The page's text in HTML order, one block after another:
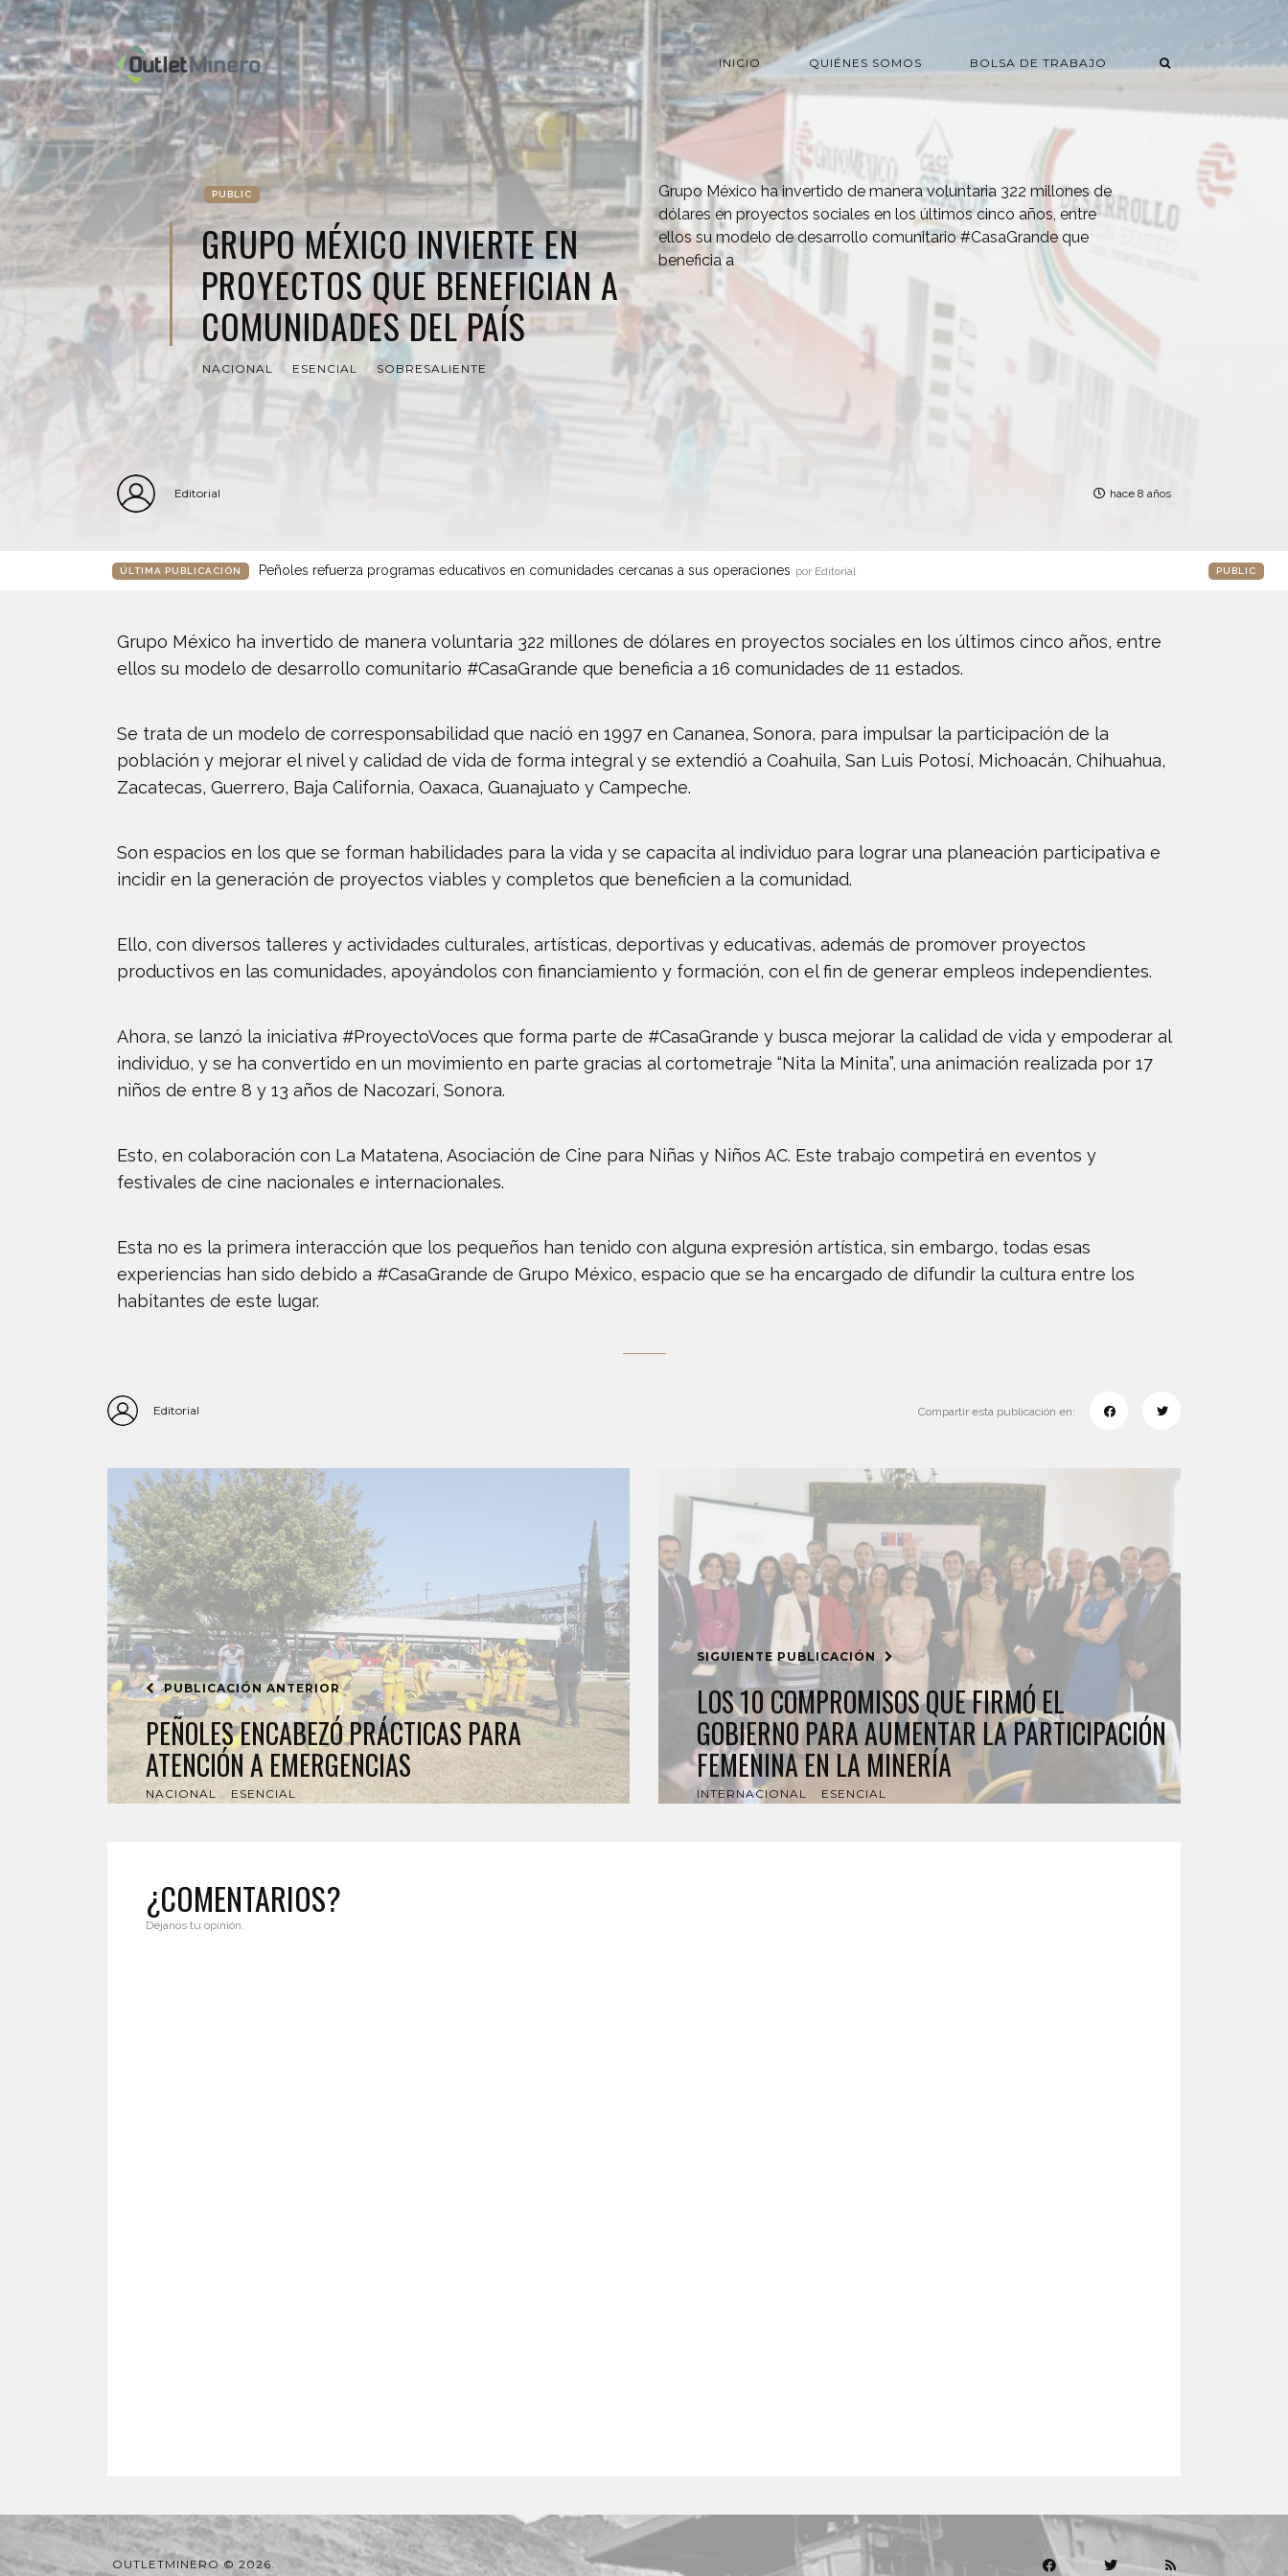
INICIO QUIÉNES SOMOS BOLSA DE TRABAJO
PUBLIC
GRUPO MÉXICO INVIERTE EN
PROYECTOS QUE BENEFICIAN A
COMUNIDADES DEL PAÍS
NACIONAL ESENCIAL SOBRESALIENTE
Grupo México ha invertido de manera voluntaria 322 millones de
dólares en proyectos sociales en los últimos cinco años, entre
ellos su modelo de desarrollo comunitario #CasaGrande que
beneficia a
Editorial hace 8 años
ÚLTIMA PUBLICACIÓN Peñoles refuerza programas educativos en comunidades cercanas a sus operaciones por Editorial PUBLIC
Grupo México ha invertido de manera voluntaria 322 millones de dólares en proyectos sociales en los últimos cinco años, entre
ellos su modelo de desarrollo comunitario #CasaGrande que beneficia a 16 comunidades de 11 estados.
Se trata de un modelo de corresponsabilidad que nació en 1997 en Cananea, Sonora, para impulsar la participación de la
población y mejorar el nivel y calidad de vida de forma integral y se extendió a Coahuila, San Luis Potosí, Michoacán, Chihuahua,
Zacatecas, Guerrero, Baja California, Oaxaca, Guanajuato y Campeche.
Son espacios en los que se forman habilidades para la vida y se capacita al individuo para lograr una planeación participativa e
incidir en la generación de proyectos viables y completos que beneficien a la comunidad.
Ello, con diversos talleres y actividades culturales, artísticas, deportivas y educativas, además de promover proyectos
productivos en las comunidades, apoyándolos con financiamiento y formación, con el fin de generar empleos independientes.
Ahora, se lanzó la iniciativa #ProyectoVoces que forma parte de #CasaGrande y busca mejorar la calidad de vida y empoderar al
individuo, y se ha convertido en un movimiento en parte gracias al cortometraje “Nita la Minita”, una animación realizada por 17
niños de entre 8 y 13 años de Nacozari, Sonora.
Esto, en colaboración con La Matatena, Asociación de Cine para Niñas y Niños AC. Este trabajo competirá en eventos y
festivales de cine nacionales e internacionales.
Esta no es la primera interacción que los pequeños han tenido con alguna expresión artística, sin embargo, todas esas
experiencias han sido debido a #CasaGrande de Grupo México, espacio que se ha encargado de difundir la cultura entre los
habitantes de este lugar.
Editorial Compartir esta publicación en:
PUBLICACIÓN ANTERIOR
PEÑOLES ENCABEZÓ PRÁCTICAS PARA
ATENCIÓN A EMERGENCIAS
NACIONAL ESENCIAL
SIGUIENTE PUBLICACIÓN
LOS 10 COMPROMISOS QUE FIRMÓ EL
GOBIERNO PARA AUMENTAR LA PARTICIPACIÓN
FEMENINA EN LA MINERÍA
INTERNACIONAL ESENCIAL
¿COMENTARIOS?
Déjanos tu opinión.
OUTLETMINERO © 2026.